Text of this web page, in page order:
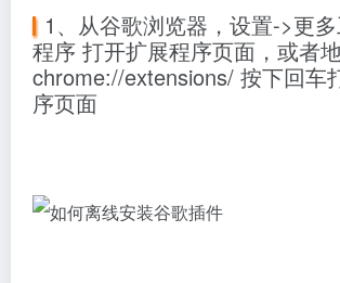
1、从谷歌浏览器，设置->更
程序 打开扩展程序页面，或者
chrome://extensions/ 按下回车
序页面